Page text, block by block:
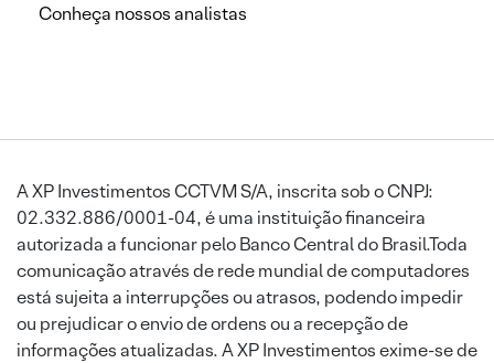
Conheça nossos analistas
A XP Investimentos CCTVM S/A, inscrita sob o CNPJ:
02.332.886/0001-04, é uma instituição financeira
autorizada a funcionar pelo Banco Central do Brasil.Toda
comunicação através de rede mundial de computadores
está sujeita a interrupções ou atrasos, podendo impedir
ou prejudicar o envio de ordens ou a recepção de
informações atualizadas. A XP Investimentos exime-se de